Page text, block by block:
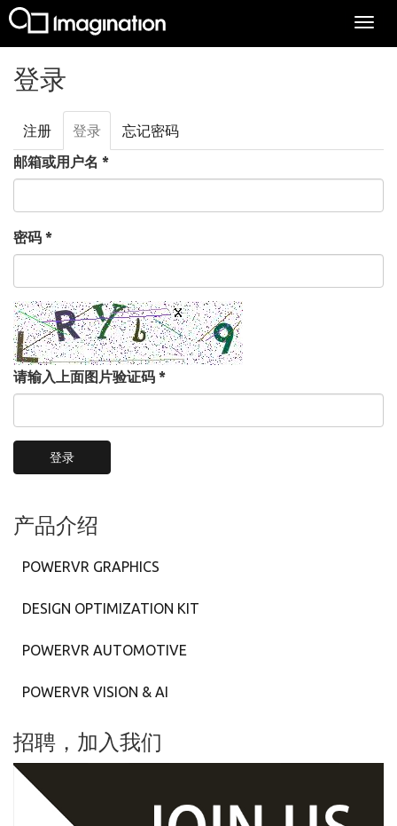
登录
主标签
注册 登录 （活
动标
忘记密码
邮箱或用户名 *
密码 *
请输入上面图片验证码 *
登录
产品介绍
POWERVR GRAPHICS
DESIGN OPTIMIZATION KIT
POWERVR AUTOMOTIVE
POWERVR VISION & AI
招聘，加入我们